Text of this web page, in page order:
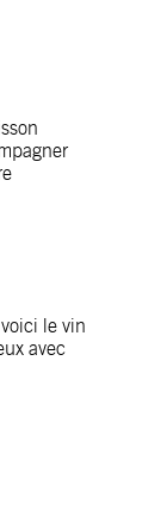
le vin
avec